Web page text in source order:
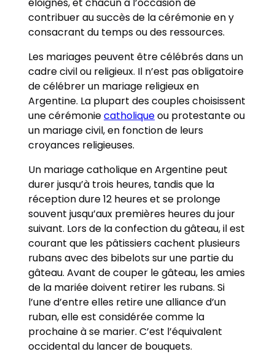
contribuer au succès de la cérémonie en y
consacrant du temps ou des ressources.
Les mariages peuvent être célébrés dans un
cadre civil ou religieux. Il n’est pas obligatoire
de célébrer un mariage religieux en
Argentine. La plupart des couples choisissent
une cérémoniecatholiqueou protestante ou
un mariage civil, en fonction de leurs
croyances religieuses.
Un mariage catholique en Argentine peut
durer jusqu’à trois heures, tandis que la
réception dure 12 heures et se prolonge
souvent jusqu’aux premières heures du jour
suivant. Lors de la confection du gâteau, il est
courant que les pâtissiers cachent plusieurs
rubans avec des bibelots sur une partie du
gâteau. Avant de couper le gâteau, les amies
de la mariée doivent retirer les rubans. Si
l’une d’entre elles retire une alliance d’un
ruban, elle est considérée comme la
prochaine à se marier. C’est l’équivalent
occidental du lancer de bouquets.